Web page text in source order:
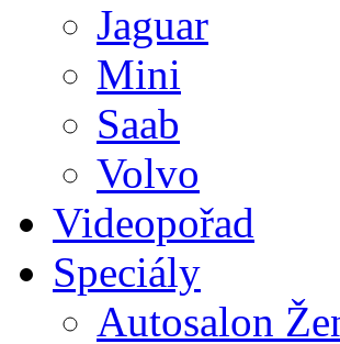
Jaguar
Mini
Saab
Volvo
Videopořad
Speciály
Autosalon